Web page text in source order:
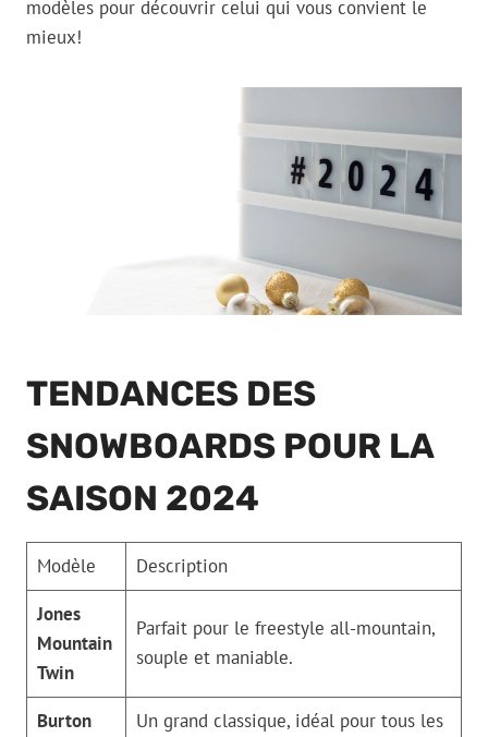
modèles pour découvrir celui qui vous convient le
mieux!
TENDANCES DES
SNOWBOARDS POUR LA
SAISON 2024
Modèle
Description
Jones
Mountain
Twin
Parfait pour le freestyle all-mountain,
souple et maniable.
Burton
Un grand classique, idéal pour tous les